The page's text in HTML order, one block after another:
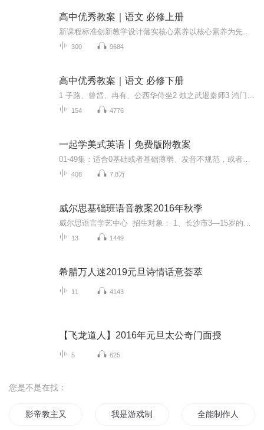
高中优秀教案｜语文 必修上册
300 9684
高中优秀教案｜语文 必修下册
154 4776
一起学美式英语丨免费版附教案
408 7.8万
威尔思基础班语音教案2016年秋季
13 1449
希腊万人迷2019元旦诗情话意荟萃
11 4143
【飞龙道人】2016年元旦太公奇门面授
5 625
您是不是在找：
影帝教主又在作死了 我是游戏制作神 全能制作人